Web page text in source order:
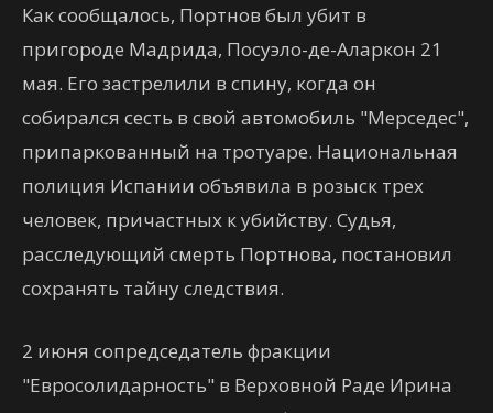
Как сообщалось, Портнов был убит в
пригороде Мадрида, Посуэло-де-Аларкон 21
мая. Его застрелили в спину, когда он
собирался сесть в свой автомобиль "Мерседес",
припаркованный на тротуаре. Национальная
полиция Испании объявила в розыск трех
человек, причастных к убийству. Судья,
расследующий смерть Портнова, постановил
сохранять тайну следствия.
2 июня сопредседатель фракции
"Евросолидарность" в Верховной Раде Ирина